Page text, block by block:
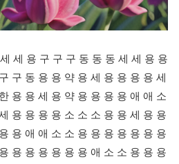
세 용 구 구 구 동 동 동 세 세 용 용
구 동 용 용 약 용 세 용 용 용 용 세
용 용 세 용 약 용 용 용 용 애 애 소
용 용 용 용 소 소 소 용 용 세 용 용
용 애 애 소 소 용 용 용 용 용 용 용
용 용 용 용 용 용 애 소 소 용 용 용